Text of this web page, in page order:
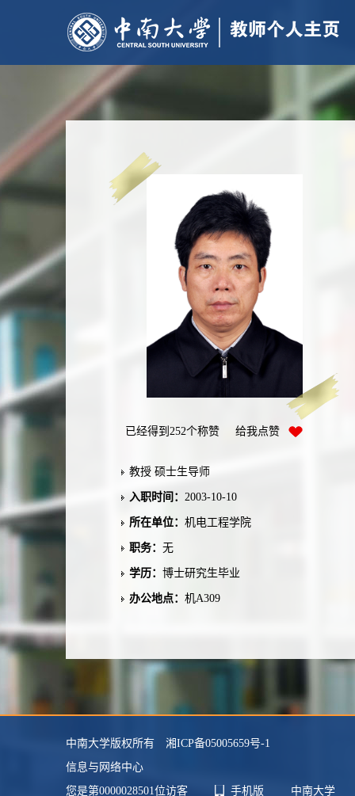
已经得到 252个称赞 给我点赞
教授 硕士生导师
入职时间： 2003-10-10
所在单位： 机电工程学院
职务： 无
学历： 博士研究生毕业
办公地点： 机A309
话：13308427794
主要任职：无
其他任职：
中南大学版权所有 湘ICP备05005659号-1
信息与网络中心
您是第0000028501位访客 手机版
中南大学